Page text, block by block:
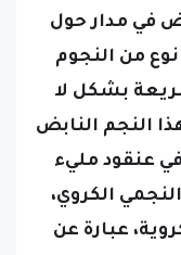
نوع من النجوم
بشكل لا
النجم النابض
في عنقود مليء
الكروي،
عبارة عن
ببعضها